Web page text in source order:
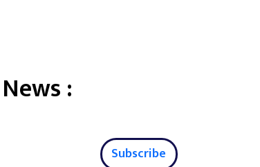
:
Subscribe